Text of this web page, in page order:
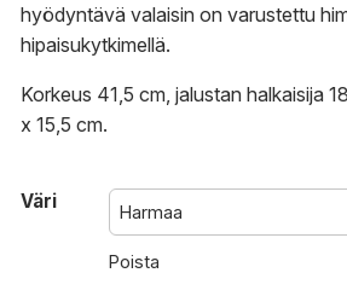
hyödyntävä valaisin on varustettu
hipaisukytkimellä.
Korkeus 41,5 cm, jalustan halkaisija
x 15,5 cm.
Väri
Poista